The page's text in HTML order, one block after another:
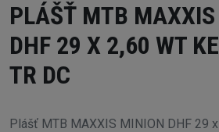
PLÁŠŤ MTB
DHF 29 X 2,60 WT
TR DC
Plášť MTB MAXXIS MINION DHF 29